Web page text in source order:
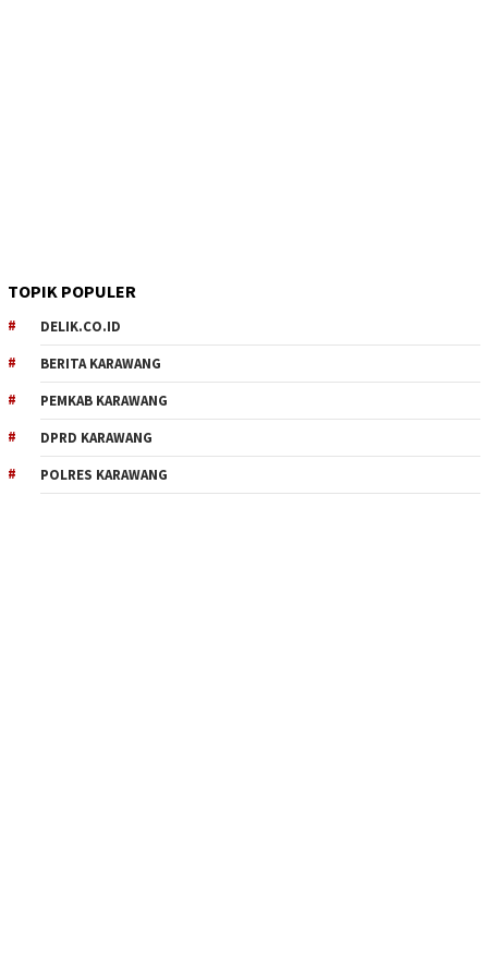
TOPIK POPULER
DELIK.CO.ID
BERITA KARAWANG
PEMKAB KARAWANG
DPRD KARAWANG
POLRES KARAWANG